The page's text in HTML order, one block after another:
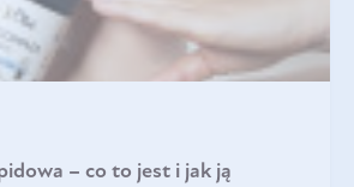
– co to jest i jak ją